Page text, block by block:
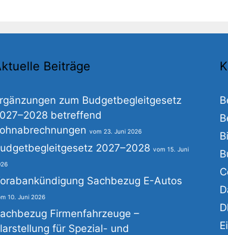
Beiträge
zum Budgetbegleitgesetz
betreffend
23. Juni 2026
2027–2028 15. Juni
Sachbezug E-Autos
10. Juni 2026
Firmenfahrzeuge –
für Spezial- und